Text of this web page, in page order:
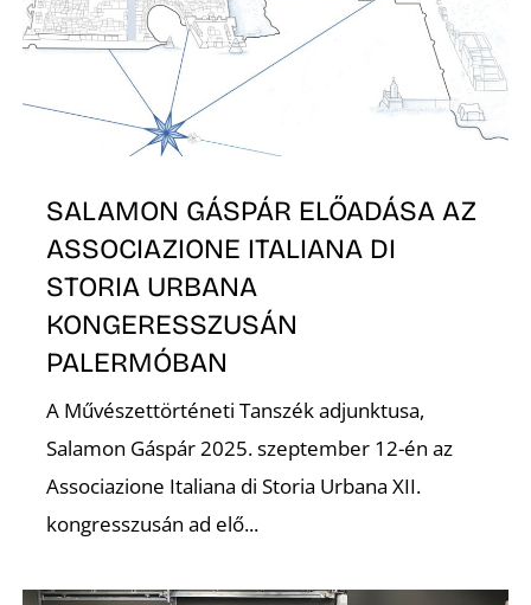
SALAMON GÁSPÁR ELŐADÁSA AZ
ASSOCIAZIONE ITALIANA DI
STORIA URBANA
KONGERESSZUSÁN
PALERMÓBAN
A Művészettörténeti Tanszék adjunktusa,
Salamon Gáspár 2025. szeptember 12-én az
Associazione Italiana di Storia Urbana XII.
kongresszusán ad elő...